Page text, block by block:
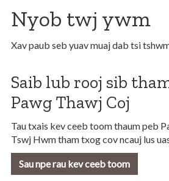
Nyob twj ywm
Xav paub seb yuav muaj dab tsi
Saib lub rooj sib
Pawg Thawj Coj
Tau txais kev ceeb toom thaum peb
Tswj Hwm tham txog cov ncauj lus
Sau npe rau kev ceeb toom